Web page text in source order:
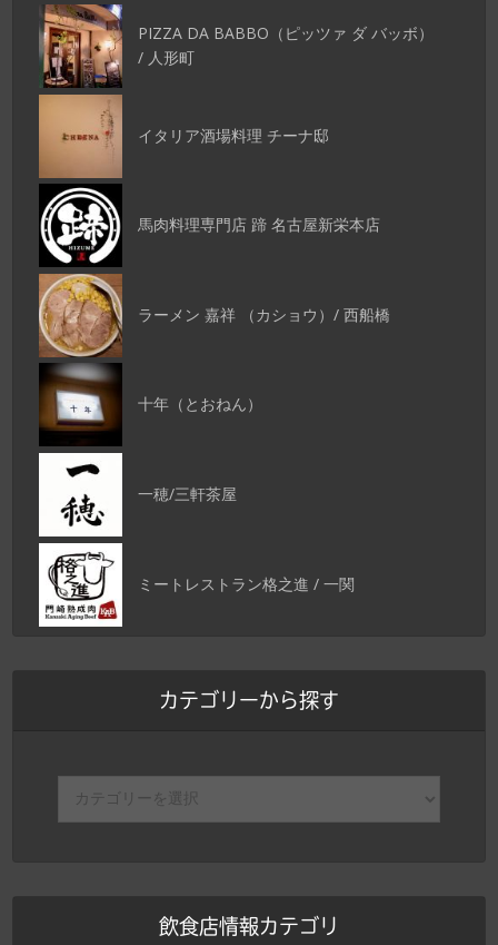
PIZZA DA BABBO（ピッツァ ダ バッボ）
/ 人形町
イタリア酒場料理 チーナ邸
馬肉料理専門店 蹄 名古屋新栄本店
ラーメン 嘉祥 （カショウ）/ 西船橋
十年（とおねん）
一穂/三軒茶屋
ミートレストラン格之進 / 一関
カテゴリーから探す
飲食店情報カテゴリ